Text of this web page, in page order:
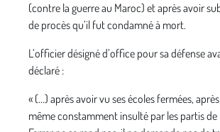
(contre la guerre au Maroc) et après avoir
de procès qu’il fut condamné à mort.
L’officier désigné d’office pour sa défense
déclaré :
« (...) après avoir vu ses écoles fermées,
même constamment insulté par les partis de